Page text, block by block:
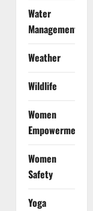
Water
Management
Weather
Wildlife
Women
Empowerment
Women
Safety
Yoga